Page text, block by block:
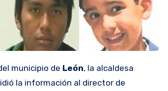
municipio de León, la alcaldesa
la información al director de